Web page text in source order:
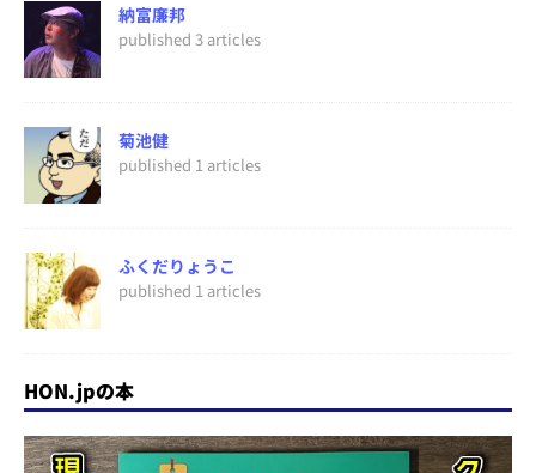
納富廉邦
published 3 articles
菊池健
published 1 articles
ふくだりょうこ
published 1 articles
HON.jpの本